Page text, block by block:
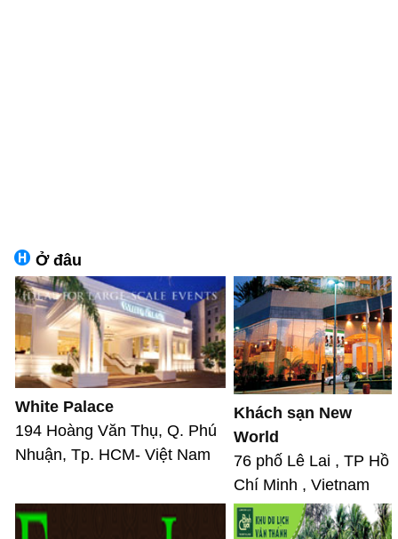
Ở đâu
White Palace
194 Hoàng Văn Thụ, Q. Phú
Nhuận, Tp. HCM- Việt Nam
Khách sạn New
World
76 phố Lê Lai , TP Hồ
Chí Minh , Vietnam